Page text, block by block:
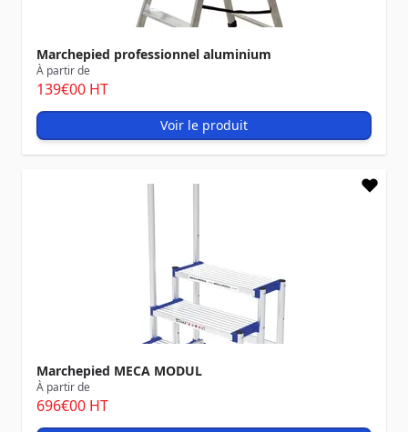
Marchepied professionnel aluminium
À partir de
139€00 HT
Voir le produit
Marchepied MECA MODUL
À partir de
696€00 HT